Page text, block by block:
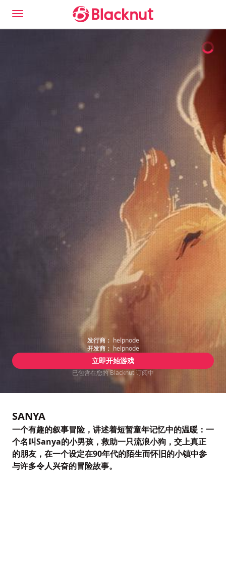
发行商： helpnode
开发商： helpnode
立即开始游戏
已包含在您的 Blacknut 订阅中
SANYA
一个有趣的叙事冒险，讲述着短暂童年记忆中的温暖：一
个名叫Sanya的小男孩，救助一只流浪小狗，交上真正
的朋友，在一个设定在90年代的陌生而怀旧的小镇中参
与许多令人兴奋的冒险故事。